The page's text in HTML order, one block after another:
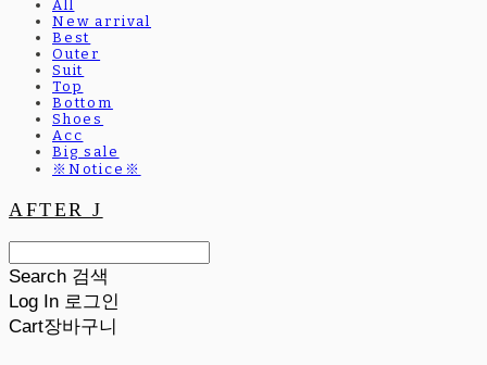
All
New arrival
Best
Outer
Suit
Top
Bottom
Shoes
Acc
Big sale
※Notice※
AFTER J
Search 검색
Log In 로그인
Cart장바구니